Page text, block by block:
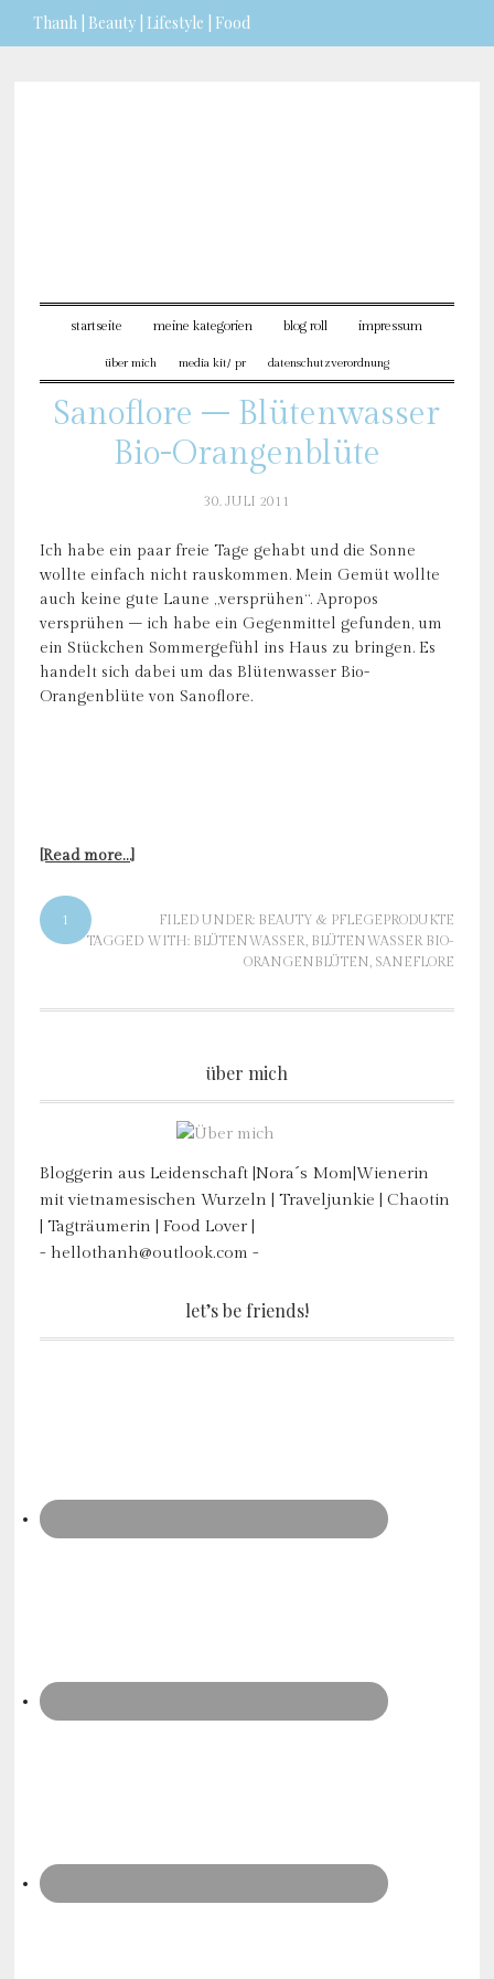
Thanh | Beauty | Lifestyle | Food
startseite meine kategorien blog roll impressum
über mich media kit/ pr datenschutzverordnung
Sanoflore – Blütenwasser
Bio-Orangenblüte
30. JULI 2011
Ich habe ein paar freie Tage gehabt und die Sonne
wollte einfach nicht rauskommen. Mein Gemüt wollte
auch keine gute Laune „versprühen“. Apropos
versprühen – ich habe ein Gegenmittel gefunden, um
ein Stückchen Sommergefühl ins Haus zu bringen. Es
handelt sich dabei um das Blütenwasser Bio-
Orangenblüte von Sanoflore.
[Read more…]
1 FILED UNDER: BEAUTY & PFLEGEPRODUKTE
TAGGED WITH: BLÜTENWASSER, BLÜTENWASSER BIO-
ORANGENBLÜTEN, SANEFLORE
über mich
Bloggerin aus Leidenschaft |Nora´s Mom|Wienerin
mit vietnamesischen Wurzeln | Traveljunkie | Chaotin
| Tagträumerin | Food Lover |
- hellothanh@outlook.com -
let’s be friends!